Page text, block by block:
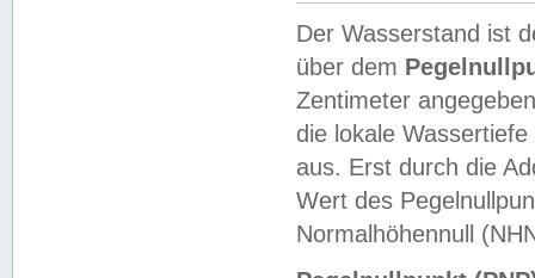
Der Wasserstand ist
über dem
Zentimeter
die lokale
aus. Erst durch die
Wert des
Normalhöhennull